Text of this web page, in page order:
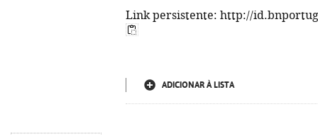
Link persistente: http://
ADICIONAR À LISTA